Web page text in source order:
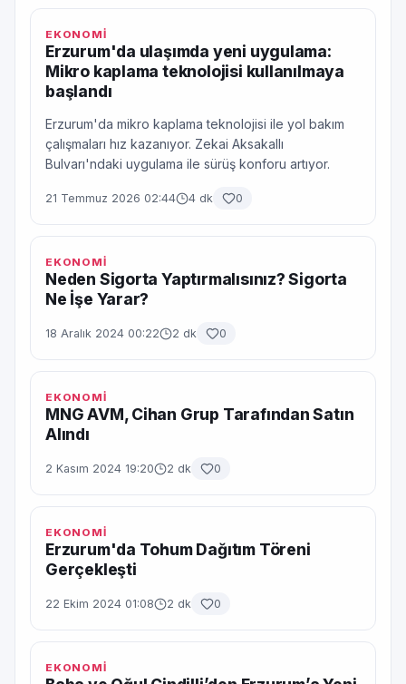
EKONOMİ
Erzurum'da ulaşımda yeni uygulama:
Mikro kaplama teknolojisi kullanılmaya
başlandı
Erzurum'da mikro kaplama teknolojisi ile yol bakım
çalışmaları hız kazanıyor. Zekai Aksakallı
Bulvarı'ndaki uygulama ile sürüş konforu artıyor.
21 Temmuz 2026 02:44 4 dk 0
EKONOMİ
Neden Sigorta Yaptırmalısınız? Sigorta
Ne İşe Yarar?
18 Aralık 2024 00:22 2 dk 0
EKONOMİ
MNG AVM, Cihan Grup Tarafından Satın
Alındı
2 Kasım 2024 19:20 2 dk 0
EKONOMİ
Erzurum'da Tohum Dağıtım Töreni
Gerçekleşti
22 Ekim 2024 01:08 2 dk 0
EKONOMİ